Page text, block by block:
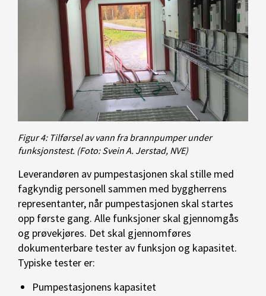
Figur 4: Tilførsel av vann fra brannpumper under
funksjonstest. (Foto: Svein A. Jerstad, NVE)
Leverandøren av pumpestasjonen skal stille med
fagkyndig personell sammen med byggherrens
representanter, når pumpestasjonen skal startes
opp første gang. Alle funksjoner skal gjennomgås
og prøvekjøres. Det skal gjennomføres
dokumenterbare tester av funksjon og kapasitet.
Typiske tester er:
Pumpestasjonens kapasitet